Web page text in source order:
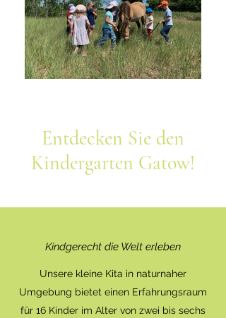
Kindgerecht die Welt erleben
Unsere kleine Kita in naturnaher
Umgebung bietet einen Erfahrungsraum
für 16 Kinder im Alter von zwei bis sechs
Entdecken Sie den
Kindergarten Gatow!